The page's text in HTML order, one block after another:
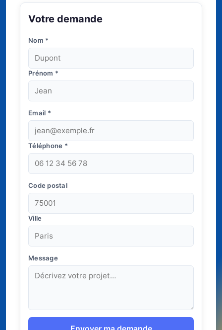
Votre demande
Nom *
Prénom *
Email *
Téléphone *
Code postal
Ville
Message